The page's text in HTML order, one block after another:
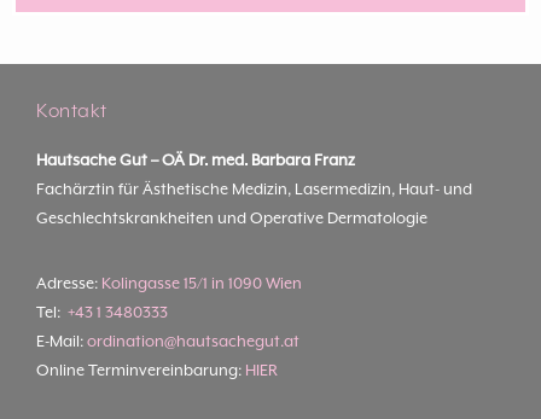
Kontakt
Hautsache Gut –OÄ Dr. med. Barbara Franz
Fachärztin für Ästhetische Medizin, Lasermedizin, Haut- und
Geschlechtskrankheiten und Operative Dermatologie
Adresse: Kolingasse 15/1 in 1090 Wien
Tel: +43 1 3480333
E-Mail: ordination@hautsachegut.at
Online Terminvereinbarung: HIER